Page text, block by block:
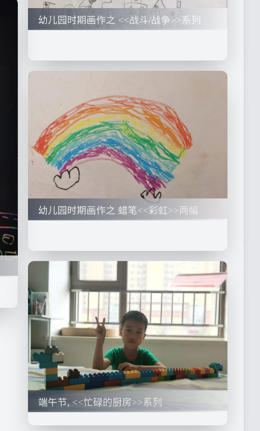
幼儿园时期画作之 <<战斗/战争>>系列
幼儿园时期画作之 蜡笔<<彩虹>>两幅
端午节, <<忙碌的厨房>>系列